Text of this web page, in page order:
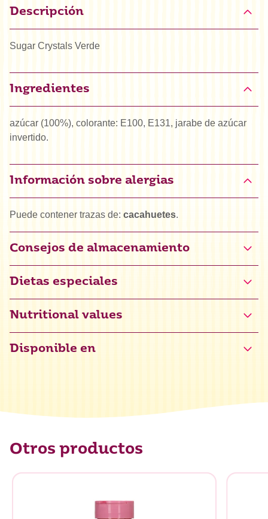
Descripción
Sugar Crystals Verde
Ingredientes
azúcar (100%), colorante: E100, E131, jarabe de azúcar
invertido.
Información sobre alergias
Puede contener trazas de: cacahuetes.
Consejos de almacenamiento
Dietas especiales
Halal
Vegano
Nutritional values
Hidratos de carbono
Proteínas
Sal
0 g
Disponible en
Otros productos